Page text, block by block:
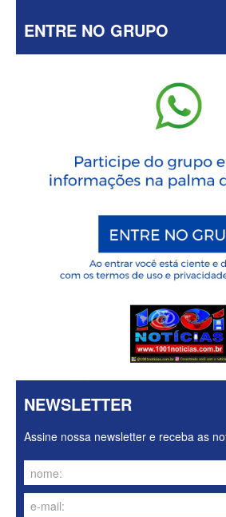
ENTRE NO GRUPO
NEWSLETTER
Assine nossa newsletter e receba as